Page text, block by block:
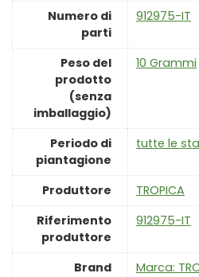
Numero di
parti
‎912975-IT
Peso del
prodotto
(senza
imballaggio)
‎10 Grammi
Periodo di
piantagione
‎tutte le
Produttore
‎TROPICA
Riferimento
produttore
‎912975-IT
Brand Marca: